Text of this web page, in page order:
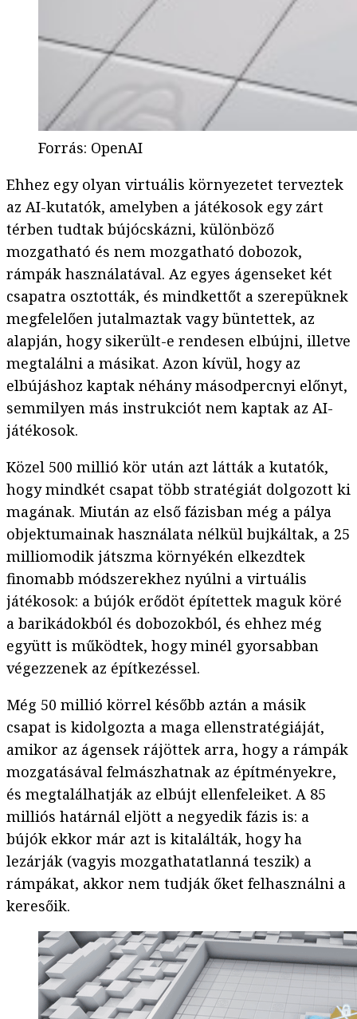
Forrás: OpenAI
Ehhez egy olyan virtuális környezetet terveztek
az AI-kutatók, amelyben a játékosok egy zárt
térben tudtak bújócskázni, különböző
mozgatható és nem mozgatható dobozok,
rámpák használatával. Az egyes ágenseket két
csapatra osztották, és mindkettőt a szerepüknek
megfelelően jutalmaztak vagy büntettek, az
alapján, hogy sikerült-e rendesen elbújni, illetve
megtalálni a másikat. Azon kívül, hogy az
elbújáshoz kaptak néhány másodpercnyi előnyt,
semmilyen más instrukciót nem kaptak az AI-
játékosok.
Közel 500 millió kör után azt látták a kutatók,
hogy mindkét csapat több stratégiát dolgozott ki
magának. Miután az első fázisban még a pálya
objektumainak használata nélkül bujkáltak, a 25
milliomodik játszma környékén elkezdtek
finomabb módszerekhez nyúlni a virtuális
játékosok: a bújók erődöt építettek maguk köré
a barikádokból és dobozokból, és ehhez még
együtt is működtek, hogy minél gyorsabban
végezzenek az építkezéssel.
Még 50 millió körrel később aztán a másik
csapat is kidolgozta a maga ellenstratégiáját,
amikor az ágensek rájöttek arra, hogy a rámpák
mozgatásával felmászhatnak az építményekre,
és megtalálhatják az elbújt ellenfeleiket. A 85
milliós határnál eljött a negyedik fázis is: a
bújók ekkor már azt is kitalálták, hogy ha
lezárják (vagyis mozgathatatlanná teszik) a
rámpákat, akkor nem tudják őket felhasználni a
keresőik.